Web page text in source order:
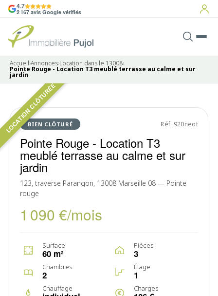
4.7
2 167 avis Google vérifiés
Accueil›Annonces›Location dans le 13008›
Pointe Rouge - Location T3 meublé terrasse au calme et sur
jardin
LOCATION CLÔTURÉE
BIEN CLÔTURÉ Réf. 920neot
Pointe Rouge - Location T3
meublé terrasse au calme et sur
jardin
123, traverse Parangon, 13008 Marseille 08 — Pointe
rouge
1 090 €/mois
Surface
60 m²
Pièces
3
Chambres
2
Étage
1
Chauffage Charges
LOUÉ
6 photos